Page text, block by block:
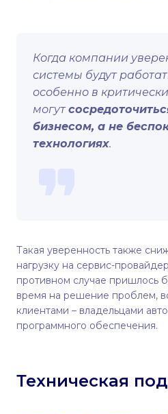
Когда компании
системы будут
особенно в
могут
бизнесом, а не
технологиях.
Такая уверенность также
нагрузку на сервис-
противном случае пришлось
время на решение проблем,
клиентами – владельцами
программного обеспечения.
Техническая